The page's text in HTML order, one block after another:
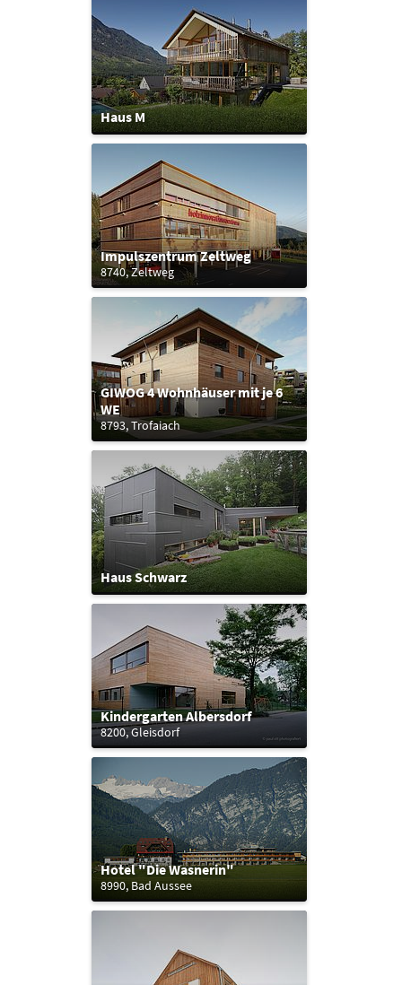
Haus M
Impulszentrum Zeltweg
8740, Zeltweg
GIWOG 4 Wohnhäuser mit je 6
WE
8793, Trofaiach
Haus Schwarz
Kindergarten Albersdorf
8200, Gleisdorf
Hotel "Die Wasnerin"
8990, Bad Aussee